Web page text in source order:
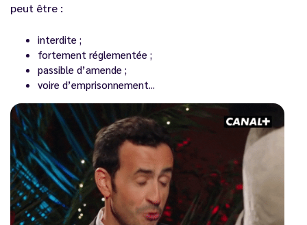
peut être :
interdite ;
fortement réglementée ;
passible d’amende ;
voire d’emprisonnement...